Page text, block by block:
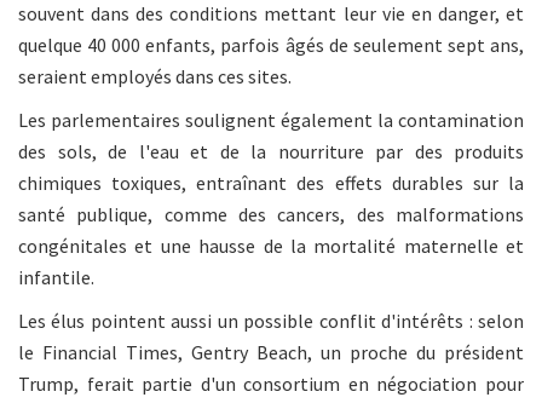
souvent dans des conditions mettant leur vie en danger, et
quelque 40 000 enfants, parfois âgés de seulement sept ans,
seraient employés dans ces sites.
Les parlementaires soulignent également la contamination
des sols, de l'eau et de la nourriture par des produits
chimiques toxiques, entraînant des effets durables sur la
santé publique, comme des cancers, des malformations
congénitales et une hausse de la mortalité maternelle et
infantile.
Les élus pointent aussi un possible conflit d'intérêts : selon
le Financial Times, Gentry Beach, un proche du président
Trump, ferait partie d'un consortium en négociation pour